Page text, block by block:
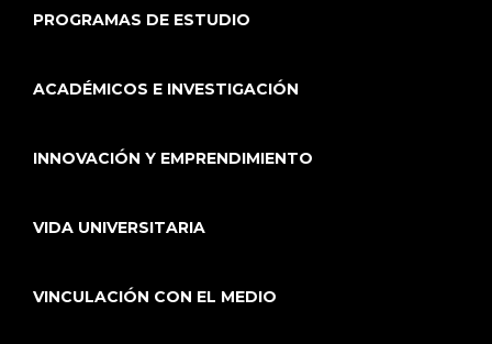
PROGRAMAS DE ESTUDIO
ACADÉMICOS E INVESTIGACIÓN
INNOVACIÓN Y EMPRENDIMIENTO
VIDA UNIVERSITARIA
VINCULACIÓN CON EL MEDIO